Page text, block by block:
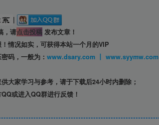
|
，请点击投稿发布文章！
情况如实，可获得本站一个月的VIP
码，一般为：
www.dsary.com 丨 www.syymw.com
大家学习与参考，请于下载后24小时内删除；
或进入QQ群进行反馈！